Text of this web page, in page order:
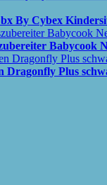
By Cybex
Babycook
Dragonfly Plus